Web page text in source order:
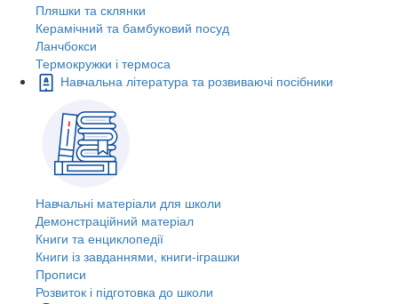
Пляшки та склянки
Керамічний та бамбуковий посуд
Ланчбокси
Термокружки і термоса
Навчальна література та розвиваючі посібники
Навчальні матеріали для школи
Демонстраційний матеріал
Книги та енциклопедії
Книги із завданнями, книги-іграшки
Прописи
Розвиток і підготовка до школи